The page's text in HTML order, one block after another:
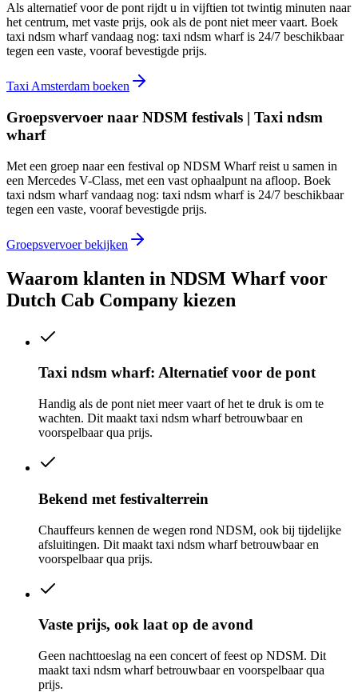
Als alternatief voor de pont rijdt u in vijftien tot twintig minuten naar
het centrum, met vaste prijs, ook als de pont niet meer vaart. Boek
taxi ndsm wharf vandaag nog: taxi ndsm wharf is 24/7 beschikbaar
tegen een vaste, vooraf bevestigde prijs.
Taxi Amsterdam boeken
Groepsvervoer naar NDSM festivals | Taxi ndsm
wharf
Met een groep naar een festival op NDSM Wharf reist u samen in
een Mercedes V-Class, met een vast ophaalpunt na afloop. Boek
taxi ndsm wharf vandaag nog: taxi ndsm wharf is 24/7 beschikbaar
tegen een vaste, vooraf bevestigde prijs.
Groepsvervoer bekijken
Waarom klanten in NDSM Wharfvoor
Dutch Cab Company kiezen
Taxi ndsm wharf: Alternatief voor de pont
Handig als de pont niet meer vaart of het te druk is om te
wachten. Dit maakt taxi ndsm wharf betrouwbaar en
voorspelbaar qua prijs.
Bekend met festivalterrein
Chauffeurs kennen de wegen rond NDSM, ook bij tijdelijke
afsluitingen. Dit maakt taxi ndsm wharf betrouwbaar en
voorspelbaar qua prijs.
Vaste prijs, ook laat op de avond
Geen nachttoeslag na een concert of feest op NDSM. Dit
maakt taxi ndsm wharf betrouwbaar en voorspelbaar qua
prijs.